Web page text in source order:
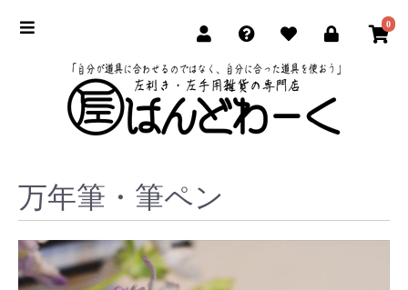
0
万年筆・筆ペン